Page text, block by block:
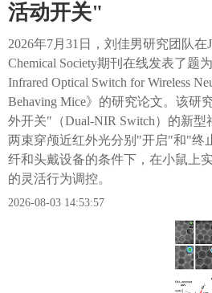
活动开关"
2026年7月31日，刘佳男研究团队在
Chemical Society期刊在线发表了题
Infrared Optical Switch for Wireless
Behaving Mice​》的研究论文。该研
外开关"（Dual-NIR Switch）的新型
两束穿颅近红外光分别"开启"和"终
纤和头戴设备的条件下，在小鼠上
的灵活行为调控。
2026-08-03 14:53:57